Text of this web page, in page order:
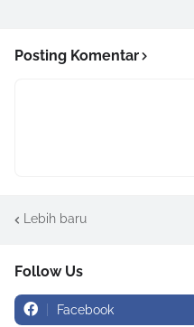
Posting Komentar
Lebih baru
Follow Us
Facebook